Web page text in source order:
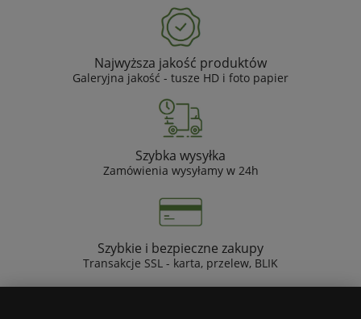
Najwyższa jakość produktów
Galeryjna jakość - tusze HD i foto papier
Szybka wysyłka
Zamówienia wysyłamy w 24h
Szybkie i bezpieczne zakupy
Transakcje SSL - karta, przelew, BLIK